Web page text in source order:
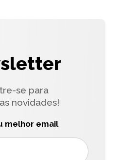
se para
novidades!
melhor email